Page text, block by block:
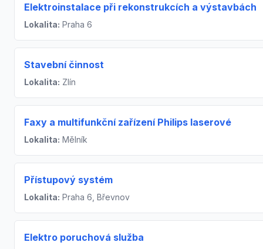
Elektroinstalace při rekonstrukcích a výstavbách
Lokalita: Praha 6
Stavební činnost
Lokalita: Zlín
Faxy a multifunkční zařízení Philips laserové
Lokalita: Mělník
Přístupový systém
Lokalita: Praha 6, Břevnov
Elektro poruchová služba